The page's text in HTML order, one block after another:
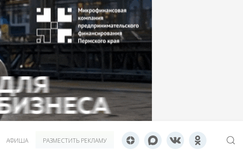
АФИША РАЗМЕСТИТЬ РЕКЛАМУ